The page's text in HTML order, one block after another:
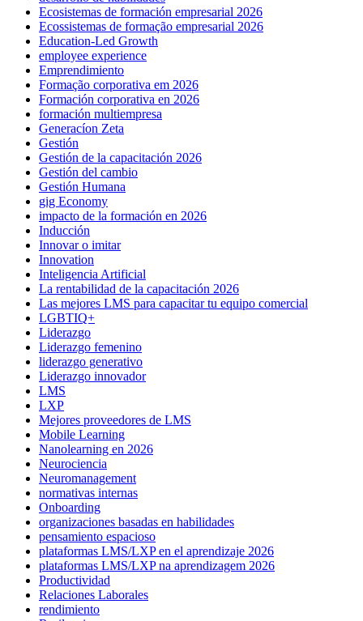
Ecosistemas de formación empresarial 2026
Ecossistemas de formação empresarial 2026
Education-Led Growth
employee experience
Emprendimiento
Formação corporativa em 2026
Formación corporativa en 2026
formación multiempresa
Generacíon Zeta
Gestión
Gestión de la capacitación 2026
Gestión del cambio
Gestión Humana
gig Economy
impacto de la formación en 2026
Inducción
Innovar o imitar
Innovation
Inteligencia Artificial
La rentabilidad de la capacitación 2026
Las mejores LMS para capacitar tu equipo comercial
LGBTIQ+
Liderazgo
Liderazgo femenino
liderazgo generativo
Liderazgo innovador
LMS
LXP
Mejores proveedores de LMS
Mobile Learning
Nanolearning en 2026
Neurociencia
Neuromanagement
normativas internas
Onboarding
organizaciones basadas en habilidades
pensamiento espacioso
plataformas LMS/LXP en el aprendizaje 2026
plataformas LMS/LXP na aprendizagem 2026
Productividad
Relaciones Laborales
rendimiento